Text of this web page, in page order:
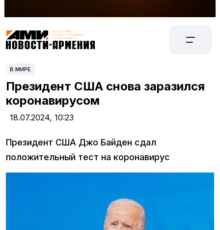
В МИРЕ
Президент США снова заразился
коронавирусом
18.07.2024, 10:23
Президент США Джо Байден сдал
положительный тест на коронавирус